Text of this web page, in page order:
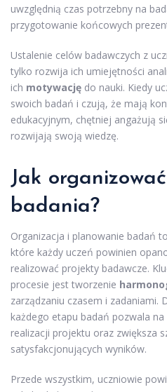
uwzględnią czas potrzebny na
przygotowanie końcowych
Ustalenie celów badawczych z
tylko rozwija ich umiejętności
ich motywację do nauki. Kiedy
swoich badań i czują, że mają
edukacyjnym, chętniej angażują
rozwijają swoją wiedzę.
Jak
badania?
Organizacja i planowanie badań
które każdy uczeń powinien
realizować projekty badawcze.
procesie jest tworzenie
zarządzaniu czasem i zadaniami.
każdego etapu badań pozwala
realizacji projektu oraz zwiększa
satysfakcjonujących wyników.
Przede wszystkim, uczniowie